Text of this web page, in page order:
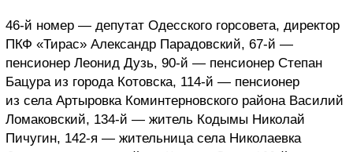
46-й номер — депутат Одесского горсовета, директор
ПКФ «Тирас» Александр Парадовский, 67-й —
пенсионер Леонид Дузь, 90-й — пенсионер Степан
Бацура из города Котовска, 114-й — пенсионер
из села Артыровка Коминтерновского района Василий
Ломаковский, 134-й — житель Кодымы Николай
Пичугин, 142-я — жительница села Николаевка